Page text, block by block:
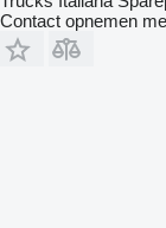
Contact opnemen